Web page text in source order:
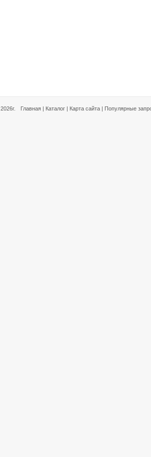
, 2026г. Главная | Каталог | Карта сайта | Популярные